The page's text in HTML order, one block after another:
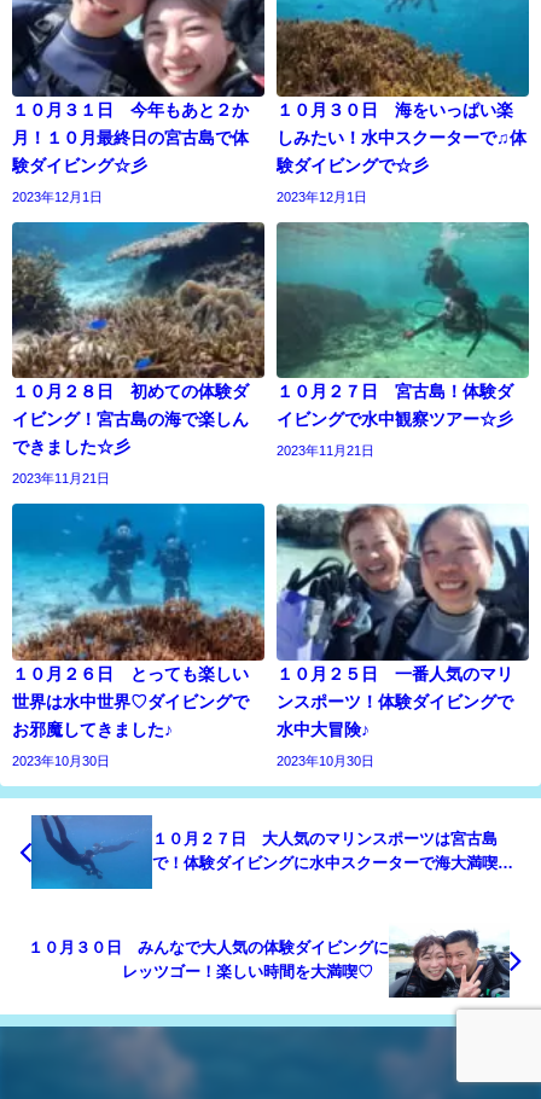
１０月３１日 今年もあと２か
月！１０月最終日の宮古島で体
験ダイビング☆彡
2023年12月1日
１０月３０日 海をいっぱい楽
しみたい！水中スクーターで♫体
験ダイビングで☆彡
2023年12月1日
１０月２８日 初めての体験ダ
イビング！宮古島の海で楽しん
できました☆彡
2023年11月21日
１０月２７日 宮古島！体験ダ
イビングで水中観察ツアー☆彡
2023年11月21日
１０月２６日 とっても楽しい
世界は水中世界♡ダイビングで
お邪魔してきました♪
2023年10月30日
１０月２５日 一番人気のマリ
ンスポーツ！体験ダイビングで
水中大冒険♪
2023年10月30日
１０月２７日 大人気のマリンスポーツは宮古島
で！体験ダイビングに水中スクーターで海大満喫
１０月３０日 みんなで大人気の体験ダイビングに
レッツゴー！楽しい時間を大満喫♡